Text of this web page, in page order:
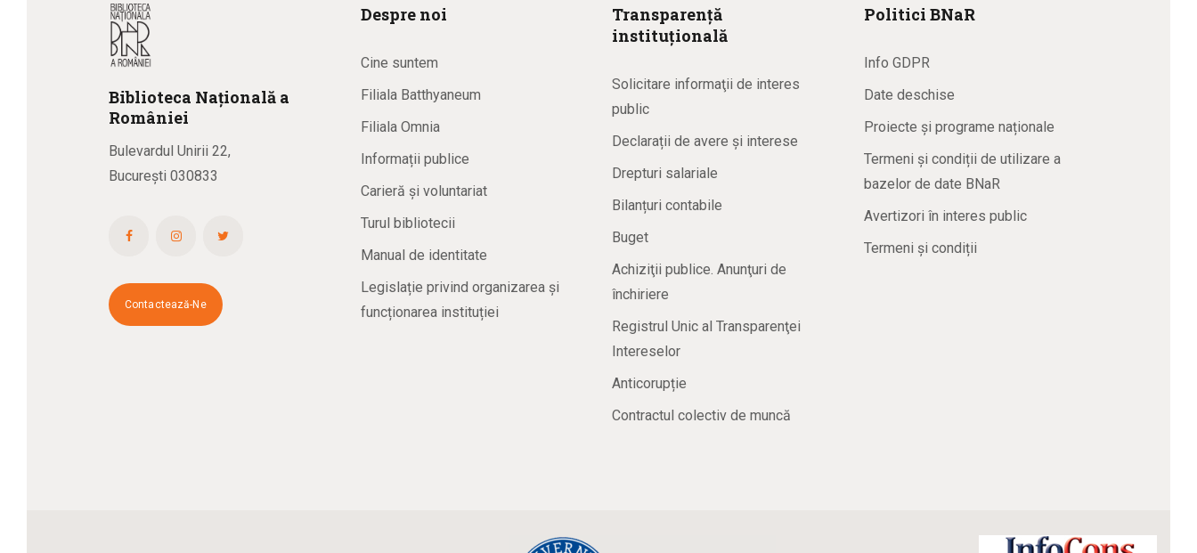
Biblioteca Națională a
României
Bulevardul Unirii 22,
București 030833
Contactează-Ne
Despre noi
Cine suntem
Filiala Batthyaneum
Filiala Omnia
Informații publice
Carieră și voluntariat
Turul bibliotecii
Manual de identitate
Legislație privind organizarea și
funcționarea instituției
Transparență
instituțională
Solicitare informaţii de interes
public
Declarații de avere și interese
Drepturi salariale
Bilanțuri contabile
Buget
Achiziţii publice. Anunţuri de
închiriere
Registrul Unic al Transparenţei
Intereselor
Anticorupție
Contractul colectiv de muncă
Politici BNaR
Info GDPR
Date deschise
Proiecte și programe naționale
Termeni și condiții de utilizare a
bazelor de date BNaR
Avertizori în interes public
Termeni și condiții